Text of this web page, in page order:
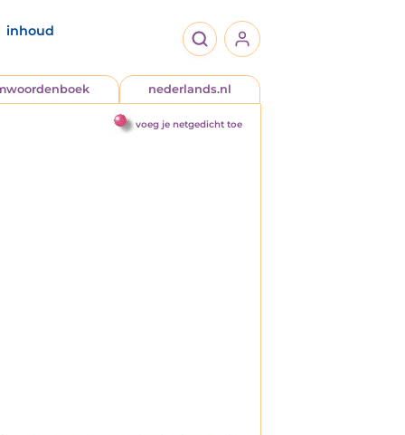
inhoud
nederlands.nl
voeg je netgedicht toe